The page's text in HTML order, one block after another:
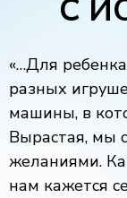
С
«…Для
разных
машины, в
Вырастая, мы
желаниями.
нам кажется